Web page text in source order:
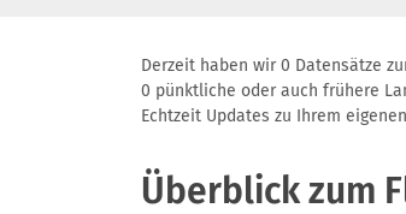
Derzeit haben wir 0 Datensätze
0 pünktliche oder auch frühere
Echtzeit Updates zu Ihrem
Überblick zum